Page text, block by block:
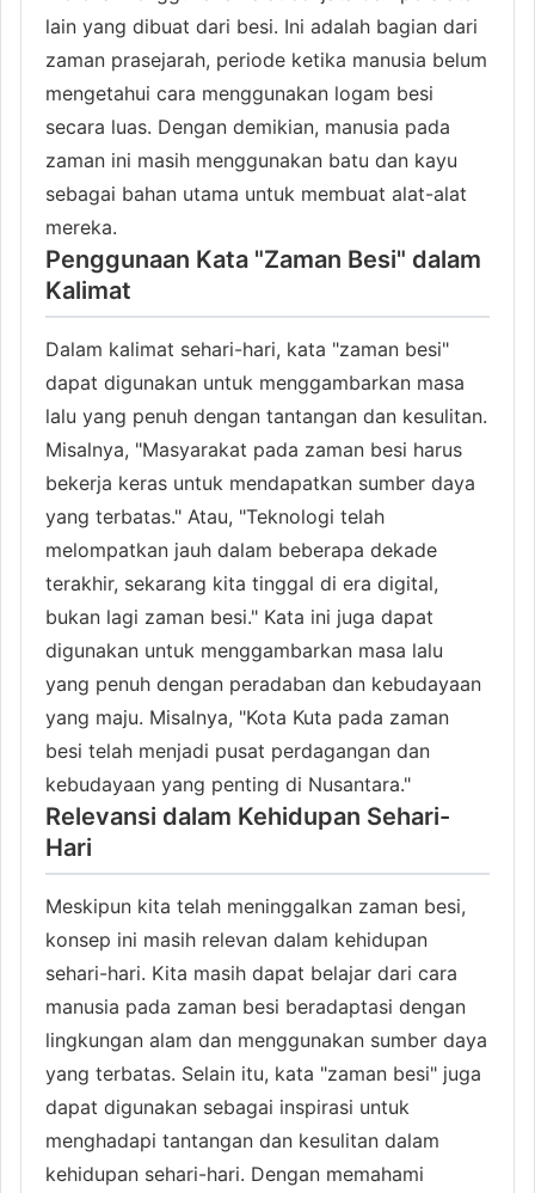
lain yang dibuat dari besi. Ini adalah bagian dari
zaman prasejarah, periode ketika manusia belum
mengetahui cara menggunakan logam besi
secara luas. Dengan demikian, manusia pada
zaman ini masih menggunakan batu dan kayu
sebagai bahan utama untuk membuat alat-alat
mereka.
Penggunaan Kata "Zaman Besi" dalam
Kalimat
Dalam kalimat sehari-hari, kata "zaman besi"
dapat digunakan untuk menggambarkan masa
lalu yang penuh dengan tantangan dan kesulitan.
Misalnya, "Masyarakat pada zaman besi harus
bekerja keras untuk mendapatkan sumber daya
yang terbatas." Atau, "Teknologi telah
melompatkan jauh dalam beberapa dekade
terakhir, sekarang kita tinggal di era digital,
bukan lagi zaman besi." Kata ini juga dapat
digunakan untuk menggambarkan masa lalu
yang penuh dengan peradaban dan kebudayaan
yang maju. Misalnya, "Kota Kuta pada zaman
besi telah menjadi pusat perdagangan dan
kebudayaan yang penting di Nusantara."
Relevansi dalam Kehidupan Sehari-
Hari
Meskipun kita telah meninggalkan zaman besi,
konsep ini masih relevan dalam kehidupan
sehari-hari. Kita masih dapat belajar dari cara
manusia pada zaman besi beradaptasi dengan
lingkungan alam dan menggunakan sumber daya
yang terbatas. Selain itu, kata "zaman besi" juga
dapat digunakan sebagai inspirasi untuk
menghadapi tantangan dan kesulitan dalam
kehidupan sehari-hari. Dengan memahami